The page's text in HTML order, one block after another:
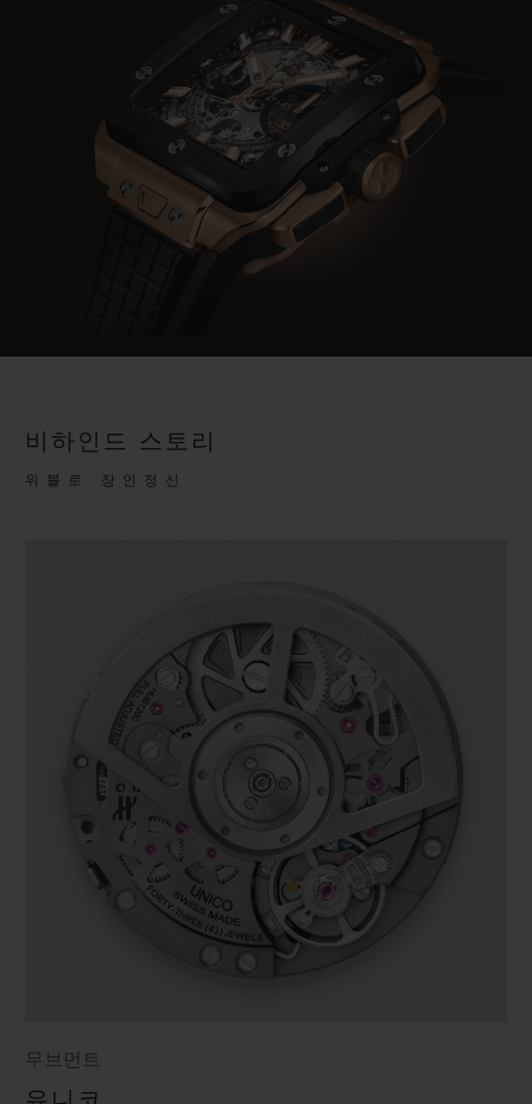
비하인드 스토리
위블로 장인정신
무브먼트